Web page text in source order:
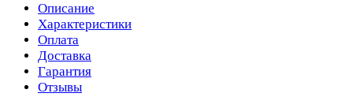
Описание
Характеристики
Оплата
Доставка
Гарантия
Отзывы